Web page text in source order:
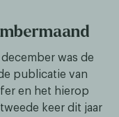
was de
publicatie van
en het hierop
keer dit jaar